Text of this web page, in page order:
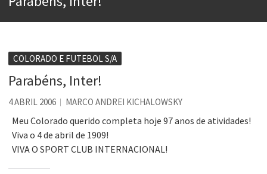
Se queres salvar o mundo, o veganismo não é a resposta
A construção da urbanidade
Aprender a fracassar é o segredo do sucesso
Contardo Calligaris prega o “direito à tristeza”
Esse tal de Rock Gaúcho
COLORADO E FUTEBOL S/A
Parabéns, Inter!
4 ABRIL 2006 MARCO ANDREI KICHALOWSKY
Meu Colorado querido completa hoje 97 anos de atividades!
Viva o 4 de abril de 1909!
VIVA O SPORT CLUB INTERNACIONAL!